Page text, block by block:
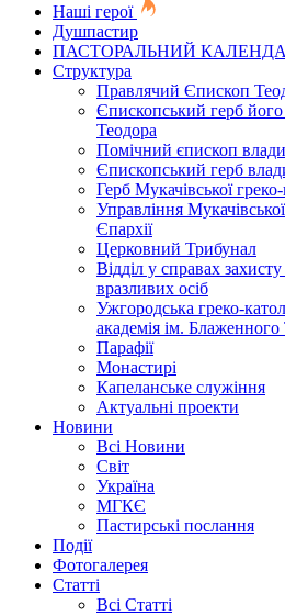
Наші герої
Душпастир
ПАСТОРАЛЬНИЙ
Структура
Правлячий Єпископ
Єпископський герб
Теодора
Помічний єпископ
Єпископський герб
Герб Мукачівської
Управління
Єпархії
Церковний Трибунал
Відділ у справах
вразливих осіб
Ужгородська греко-
академія ім.
Парафії
Монастирі
Капеланське служіння
Актуальні проекти
Новини
Всі Новини
Світ
Україна
МГКЄ
Пастирські послання
Події
Фотогалерея
Статті
Всі Статті